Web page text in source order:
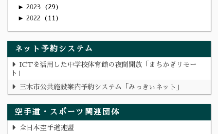
► 2023 29
► 2022 11
ネット予約システム
ICTを活用した中学校体育館の夜間開放「まちかぎリモー
ト」
三木市公共施設案内予約システム「みっきぃネット」
空手道・スポーツ関連団体
全日本空手道連盟